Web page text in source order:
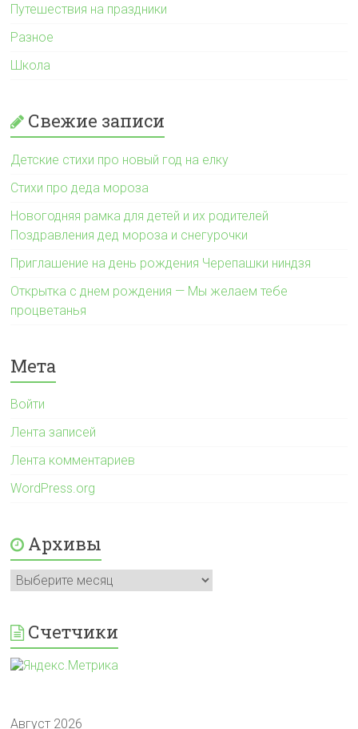
Путешествия на праздники
Разное
Школа
Свежие записи
Детские стихи про новый год на елку
Стихи про деда мороза
Новогодняя рамка для детей и их родителей
Поздравления дед мороза и снегурочки
Приглашение на день рождения Черепашки ниндзя
Открытка с днем рождения — Мы желаем тебе
процветанья
Мета
Войти
Лента записей
Лента комментариев
WordPress.org
Архивы
Архивы
Счетчики
Август 2026